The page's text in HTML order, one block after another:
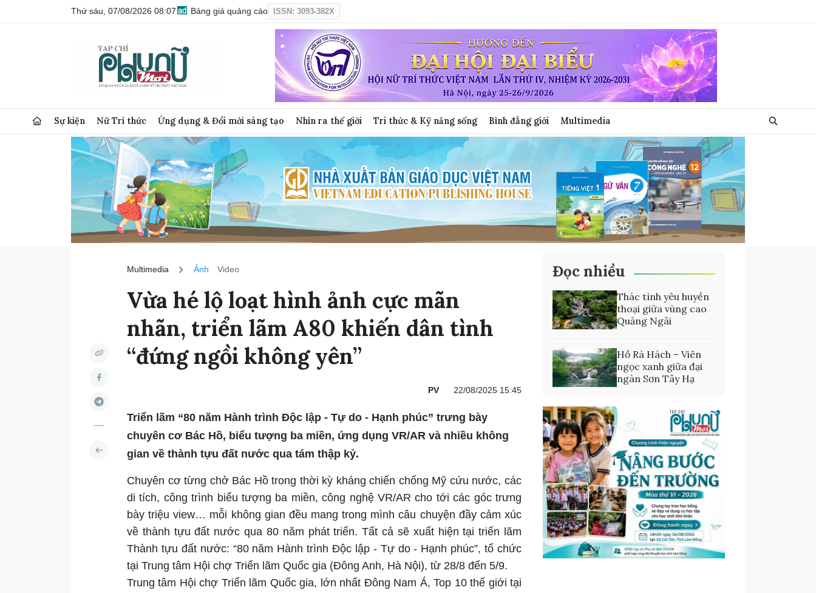
Thứ sáu, 07/08/2026 08:07 Bảng giá quảng cáo ISSN: 3093-382X
Sự kiện Nữ Trí thức Ứng dụng & Đổi mới sáng tạo Nhìn ra thế giới Tri thức & Kỹ năng sống Bình đẳng giới Multimedia
Multimedia Ảnh Video
Vừa hé lộ loạt hình ảnh cực mãn
nhãn, triển lãm A80 khiến dân tình
“đứng ngồi không yên”
PV 22/08/2025 15:45
Triển lãm “80 năm Hành trình Độc lập - Tự do - Hạnh phúc” trưng bày
chuyên cơ Bác Hồ, biểu tượng ba miền, ứng dụng VR/AR và nhiều không
gian về thành tựu đất nước qua tám thập kỷ.
Chuyên cơ từng chở Bác Hồ trong thời kỳ kháng chiến chống Mỹ cứu nước, các
di tích, công trình biểu tượng ba miền, công nghệ VR/AR cho tới các góc trưng
bày triệu view… mỗi không gian đều mang trong mình câu chuyện đầy cảm xúc
về thành tựu đất nước qua 80 năm phát triển. Tất cả sẽ xuất hiện tại triển lãm
Thành tựu đất nước: “80 năm Hành trình Độc lập - Tự do - Hạnh phúc”, tổ chức
tại Trung tâm Hội chợ Triển lãm Quốc gia (Đông Anh, Hà Nội), từ 28/8 đến 5/9.
Trung tâm Hội chợ Triển lãm Quốc gia, lớn nhất Đông Nam Á, Top 10 thế giới tại
Đọc nhiều
Thác tình yêu huyền
thoại giữa vùng cao
Quảng Ngãi
Hồ Rà Hách – Viên
ngọc xanh giữa đại
ngàn Sơn Tây Hạ